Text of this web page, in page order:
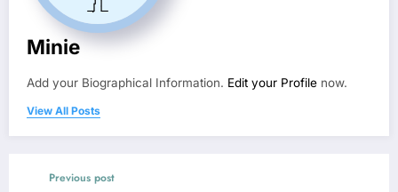
Minie
Add your Biographical Information. Edit your Profile now.
View All Posts
Previous post